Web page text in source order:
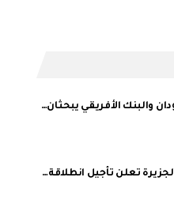
والبنك الأفريقي يبحثان…
الجزيرة تعلن تأجيل انطلاقة…